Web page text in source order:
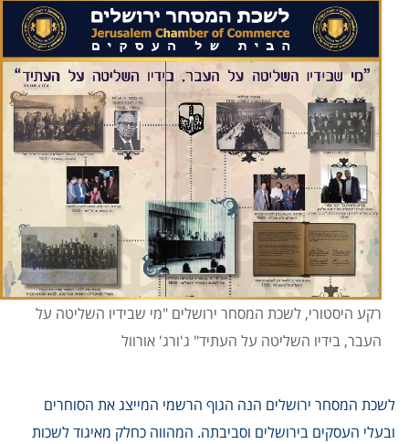
רקע היסטורי, לשכת המסחר ירושלים "מי שבידיו השליטה על
העבר, בידיו השליטה על העתיד" ג'ורג' אורוול
לשכת המסחר ירושלים הנה הגוף הרשמי המייצג את הסוחרים
ובעלי העסקים בירושלים וסביבתה. המהווה כחלק מאיגוד לשכות